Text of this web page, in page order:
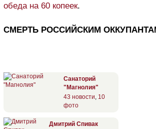
обеда на 60 копеек.
СМЕРТЬ РОССИЙСКИМ
Санаторий
"Магнолия"
43 новости, 10
фото
Дмитрий Спивак